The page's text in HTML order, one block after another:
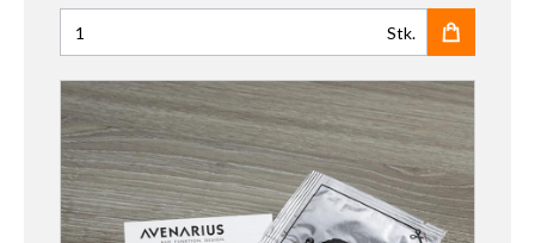
Anzahl für Avenarius Serie 190 Ersatzpumpe für
Stk.